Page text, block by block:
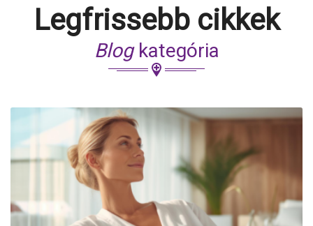
Legfrissebb cikkek
Blogkategória